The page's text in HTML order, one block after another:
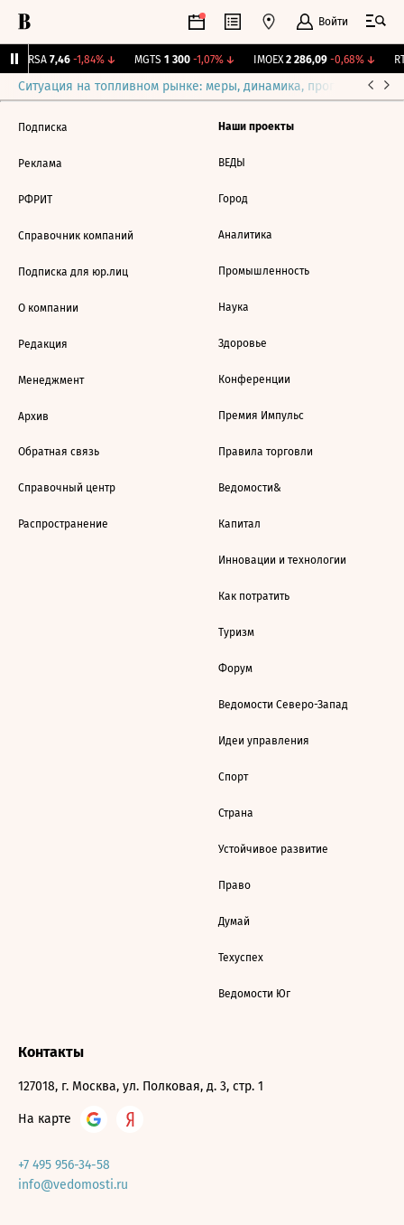
Войти
ARSA 7,46 -1,84%↓ MGTS 1 300 -1,07%↓ IMOEX 2 286,09 -0,68%↓
Ситуация на топливном рынке: меры, динамика, прогнозы
Подписка
Реклама
РФРИТ
Справочник компаний
Подписка для юр.лиц
О компании
Редакция
Менеджмент
Архив
Обратная связь
Справочный центр
Распространение
Наши проекты
ВЕДЫ
Город
Аналитика
Промышленность
Наука
Здоровье
Конференции
Премия Импульс
Правила торговли
Ведомости&
Капитал
Инновации и технологии
Как потратить
Туризм
Форум
Ведомости Северо-Запад
Идеи управления
Спорт
Страна
Устойчивое развитие
Право
Думай
Техуспех
Ведомости Юг
Контакты
127018, г. Москва, ул. Полковая, д. 3, стр. 1
На карте
+7 495 956-34-58
info@vedomosti.ru